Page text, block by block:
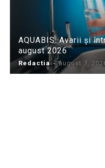
AQUABIS: Avarii și
august 2026
Redactia - august 7,